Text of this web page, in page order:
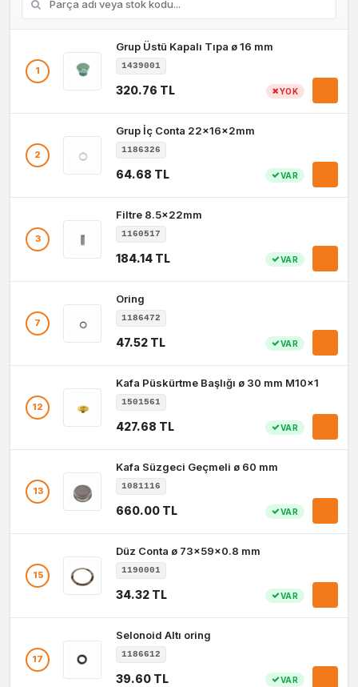
1
Grup Üstü Kapalı Tıpa ø 16 mm
1439001
320.76 TL YOK
2
Grup İç Conta 22x16x2mm
1186326
64.68 TL VAR
3
Filtre 8.5x22mm
1160517
184.14 TL VAR
7
Oring
1186472
47.52 TL VAR
12
Kafa Püskürtme Başlığı ø 30 mm M10x1
1501561
427.68 TL VAR
13
Kafa Süzgeci Geçmeli ø 60 mm
1081116
660.00 TL VAR
15
Düz Conta ø 73x59x0.8 mm
1190001
34.32 TL VAR
17
Selonoid Altı oring
1186612
39.60 TL VAR